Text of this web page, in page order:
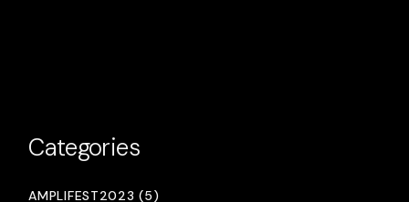
Categories
AMPLIFEST2023 (5)